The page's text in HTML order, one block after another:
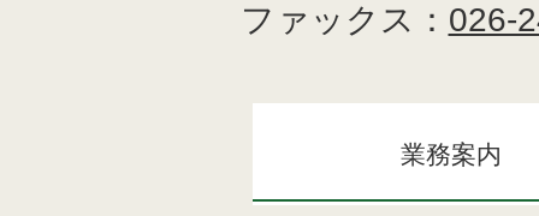
ファックス： 026-
業務案内